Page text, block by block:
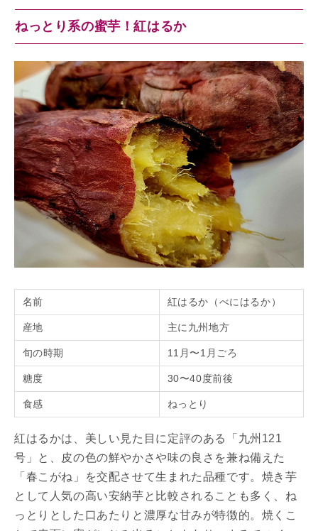
ねっとり系の蜜芋！紅はるか
名前 紅はるか（べにはるか）
産地 主に九州地方
旬の時期 11月〜1月ごろ
糖度 30〜40度前後
食感 ねっとり
紅はるかは、美しい見た目に定評のある「九州121
号」と、皮の色の鮮やかさや味の良さを兼ね備えた
「春こがね」を交配させて生まれた品種です。焼き芋
として人気の高い安納芋と比較されることも多く、ね
っとりとした口あたりと濃厚な甘みが特徴的。焼くこ